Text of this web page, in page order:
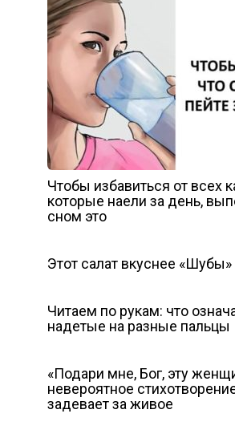
Чтобы избавиться от всех
которые наели за день,
сном это
Этот салат вкуснее «Шубы»
Читаем по рукам: что
надетые на разные пальцы
«Подари мне, Бог, эту
невероятное
задевает за живое